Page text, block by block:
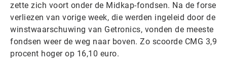
zette zich voort onder de Midkap-fondsen. Na de forse
verliezen van vorige week, die werden ingeleid door de
winstwaarschuwing van Getronics, vonden de meeste
fondsen weer de weg naar boven. Zo scoorde CMG 3,9
procent hoger op 16,10 euro.